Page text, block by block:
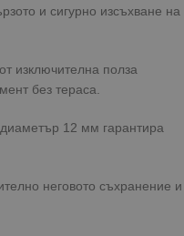
и сигурно изсъхване на
изключителна полза
без тераса.
12 мм гарантира
неговото съхранение и